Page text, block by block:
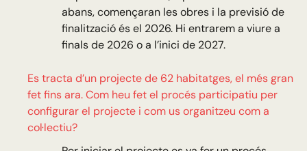
abans, començaran les obres i la previsió de
finalització és el 2026. Hi entrarem a viure a
finals de 2026 o a l’inici de 2027.
Es tracta d’un projecte de 62 habitatges, el més gran
fet fins ara. Com heu fet el procés participatiu per
configurar el projecte i com us organitzeu com a
col·lectiu?